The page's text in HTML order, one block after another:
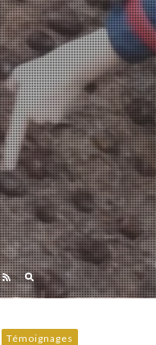
explorer la nature
Témoignages